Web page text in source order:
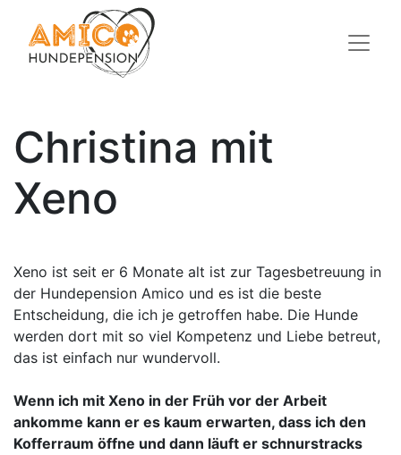
Christina mit
Xeno​
Xeno ist seit er 6 Monate alt ist zur Tagesbetreuung in
der Hundepension Amico und es ist die beste
Entscheidung, die ich je getroffen habe. Die Hunde
werden dort mit so viel Kompetenz und Liebe betreut,
das ist einfach nur wundervoll.
Wenn ich mit Xeno in der Früh vor der Arbeit
ankomme kann er es kaum erwarten, dass ich den
Kofferraum öffne und dann läuft er schnurstracks